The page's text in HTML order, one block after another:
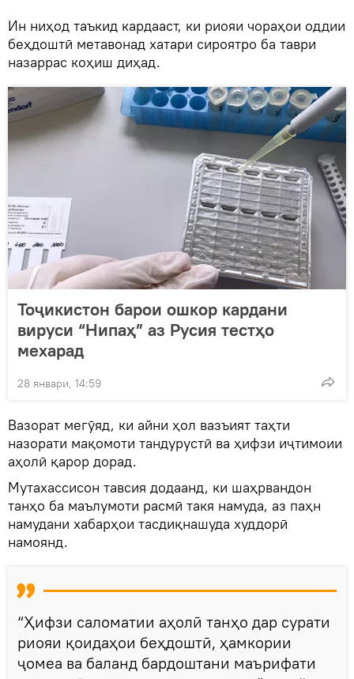
Ин ниҳод таъкид кардааст, ки риояи чораҳои оддии
беҳдоштӣ метавонад хатари сироятро ба таври
назаррас коҳиш диҳад.
Тоҷикистон барои ошкор кардани
вируси “Нипаҳ” аз Русия тестҳо
мехарад
28 январи, 14:59
Вазорат мегӯяд, ки айни ҳол вазъият таҳти
назорати мақомоти тандурустӣ ва ҳифзи иҷтимоии
аҳолӣ қарор дорад.
Мутахассисон тавсия додаанд, ки шаҳрвандон
танҳо ба маълумоти расмӣ такя намуда, аз паҳн
намудани хабарҳои тасдиқнашуда худдорӣ
намоянд.
“Ҳифзи саломатии аҳолӣ танҳо дар сурати
риояи қоидаҳои беҳдоштӣ, ҳамкории
ҷомеа ва баланд бардоштани маърифати